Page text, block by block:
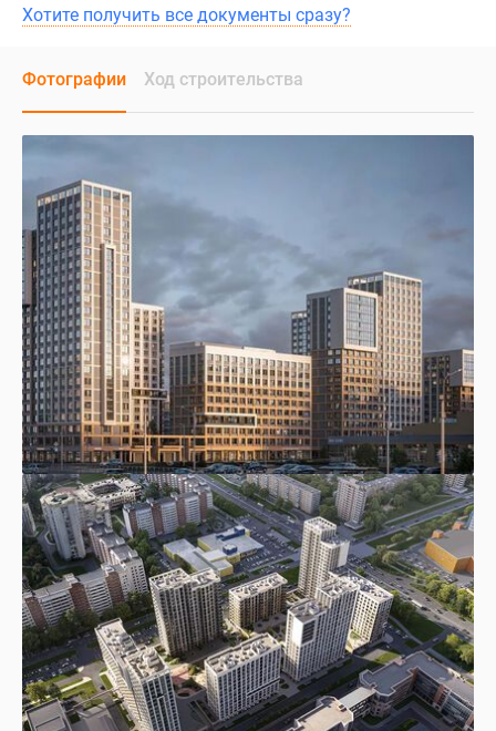
Хотите получить все документы сразу?
Фотографии Ход строительства